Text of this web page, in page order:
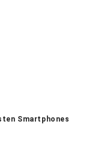
Smartphones